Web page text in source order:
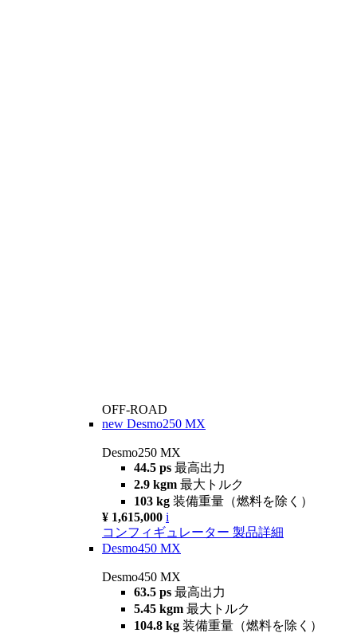
OFF-ROAD
new Desmo250 MX
Desmo250 MX
44.5 ps 最高出力
2.9 kgm 最大トルク
103 kg 装備重量（燃料を除く）
¥ 1,615,000 i
コンフィギュレーター 製品詳細
Desmo450 MX
Desmo450 MX
63.5 ps 最高出力
5.45 kgm 最大トルク
104.8 kg 装備重量（燃料を除く）